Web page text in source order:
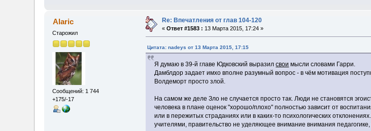
Alaric
Старожил
Сообщений: 1 744
+175/-17
Re: Впечатления от глав 104-120
«Ответ #1583 : 13 Марта 2015, 17:24 »
Цитата: nadeys от 13 Марта 2015, 17:15
Я думаю в 39-й главе Юдковский выразилсвои мысли словами Гарри.
Дамблдор задает имхо вполне разумный вопрос - в чём мотивация
Волдеморт просто злой.
На самом же деле Зло не случается просто так. Люди не становятся
человека в плане оценок "хорошо/плохо" полностью зависит от
или в пережитых страданиях или в каких-то психологических
учителями, правительство не уделяющее внимание внимания